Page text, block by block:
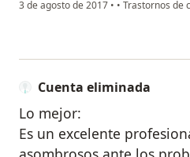
3 de agosto de 2017 • • Trastornos de
Cuenta eliminada
Lo mejor:
Es un excelente